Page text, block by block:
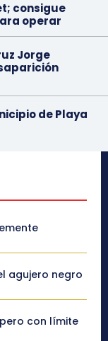
consigue
operar
Jorge
de Playa
agujero negro
con límite